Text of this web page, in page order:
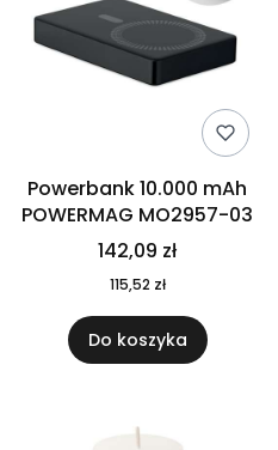
Powerbank 10.000 mAh
POWERMAG MO2957-03
142,09 zł
115,52 zł
Do koszyka